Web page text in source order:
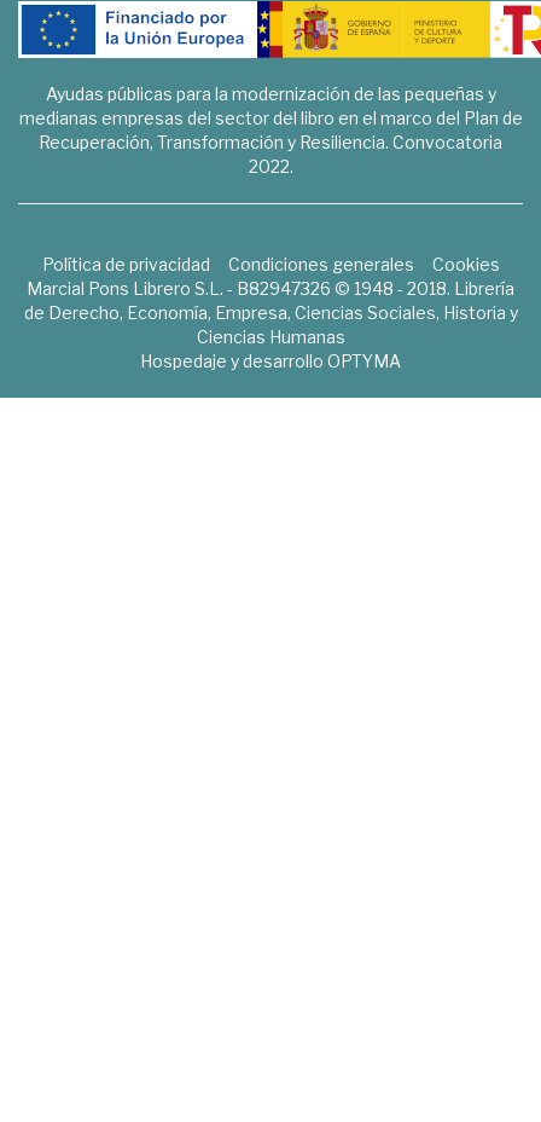
Ayudas públicas para la modernización de las pequeñas y
medianas empresas del sector del libro en el marco del Plan de
Recuperación, Transformación y Resiliencia. Convocatoria
2022.
Política de privacidad Condiciones generales
Cookies
Marcial Pons Librero S.L. - B82947326 © 1948 - 2018. Librería
de Derecho, Economía, Empresa, Ciencias Sociales, Historia y
Ciencias Humanas
Hospedaje y desarrollo OPTYMA